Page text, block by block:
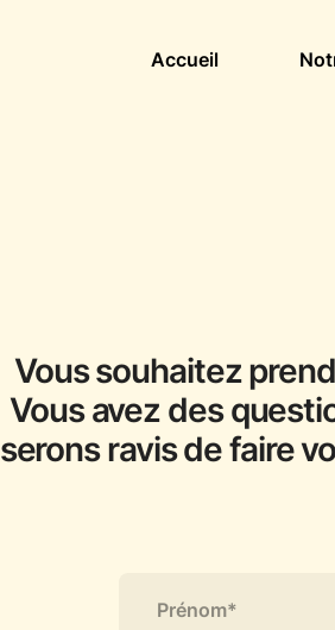
Accueil
Vous souhaitez
Vous avez des
serons ravis de faire